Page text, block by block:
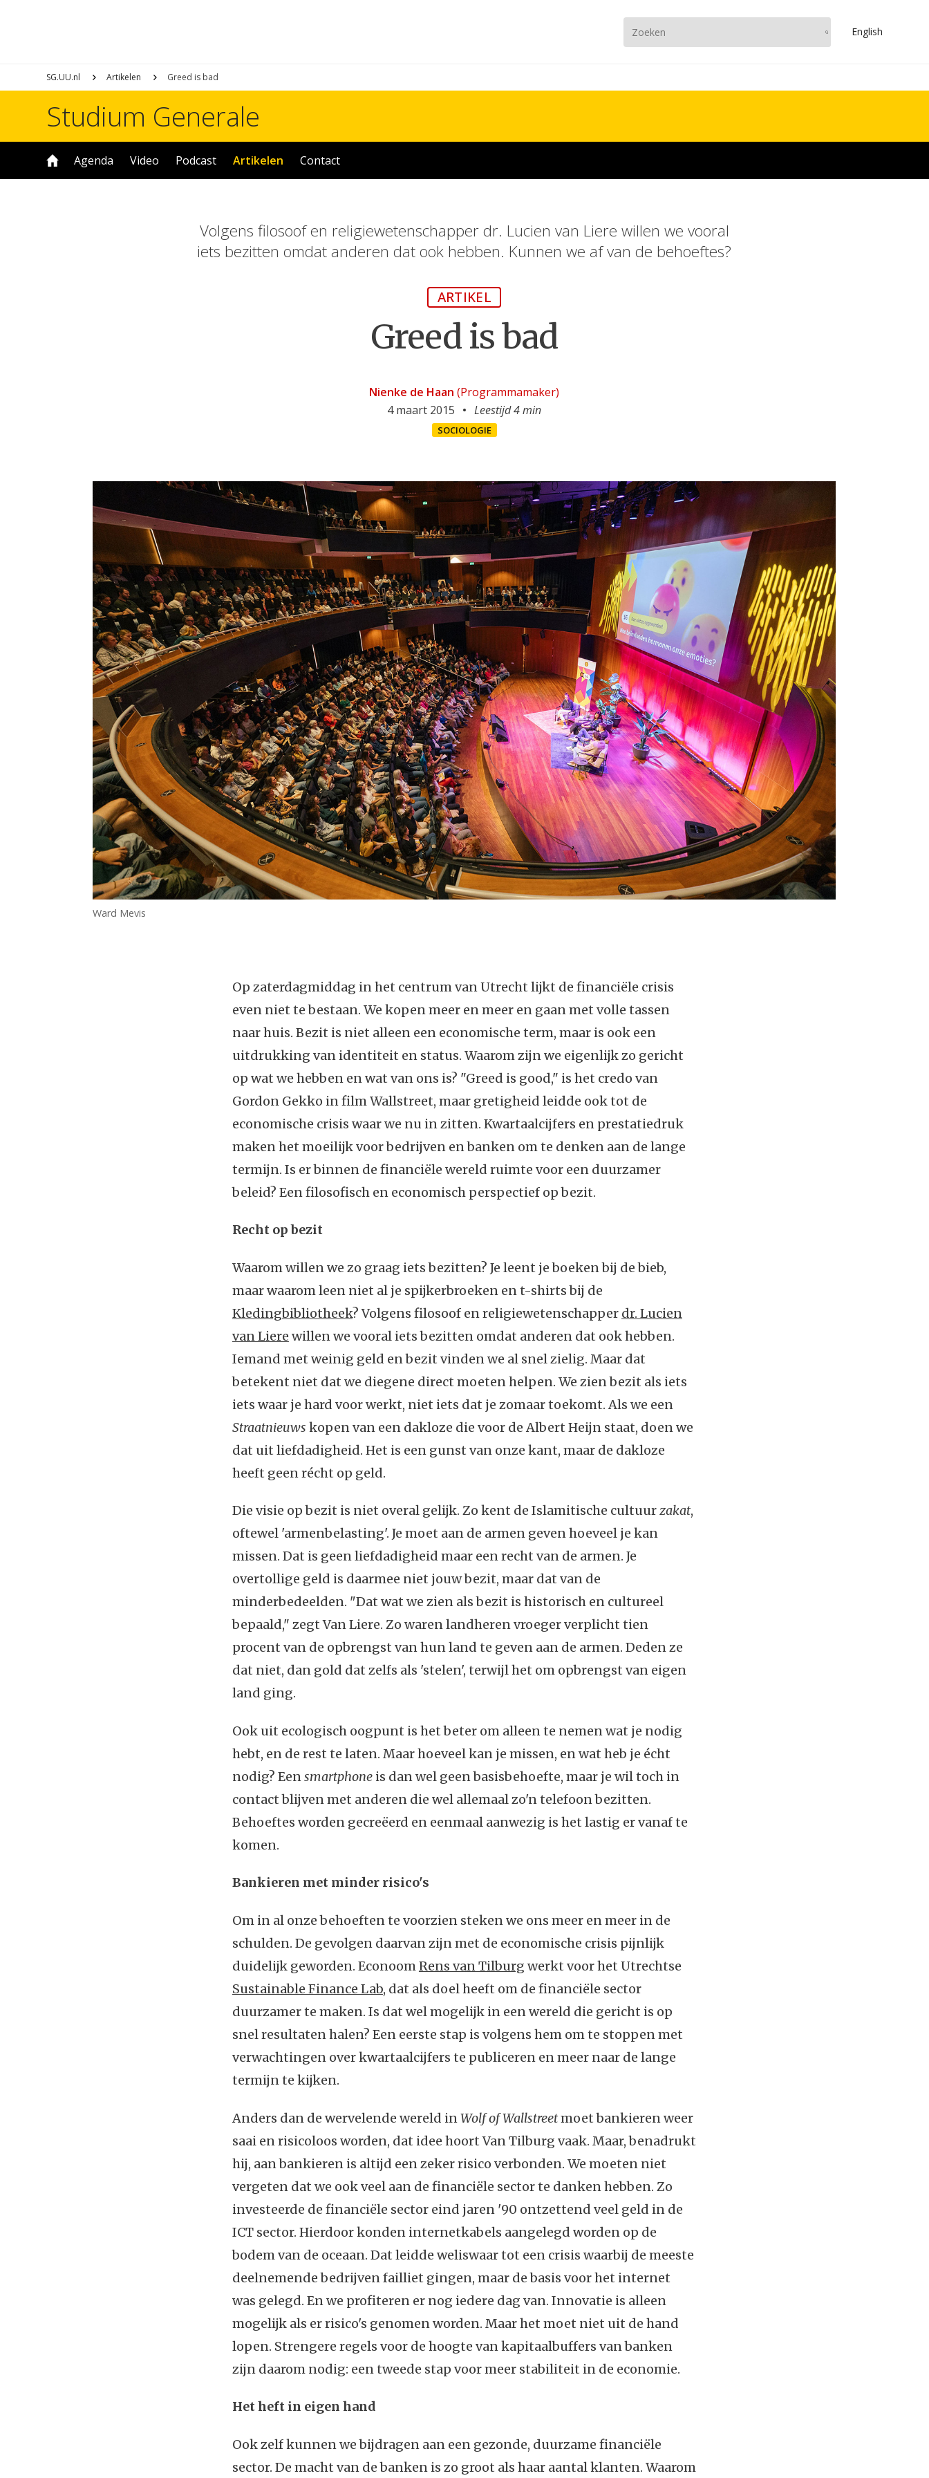
English
SG.UU.nl Artikelen Greed is bad
Studium Generale
Agenda Video Podcast Artikelen Contact
Volgens filosoof en religiewetenschapper dr. Lucien van Liere willen we vooral
iets bezitten omdat anderen dat ook hebben. Kunnen we af van de behoeftes?
ARTIKEL
Greed is bad
Nienke de Haan (Programmamaker)
4 maart 2015
Leestijd 4 min
SOCIOLOGIE
Ward Mevis
Op zaterdagmiddag in het centrum van Utrecht lijkt de financiële crisis
even niet te bestaan. We kopen meer en meer en gaan met volle tassen
naar huis. Bezit is niet alleen een economische term, maar is ook een
uitdrukking van identiteit en status. Waarom zijn we eigenlijk zo gericht
op wat we hebben en wat van ons is? "Greed is good," is het credo van
Gordon Gekko in film Wallstreet, maar gretigheid leidde ook tot de
economische crisis waar we nu in zitten. Kwartaalcijfers en prestatiedruk
maken het moeilijk voor bedrijven en banken om te denken aan de lange
termijn. Is er binnen de financiële wereld ruimte voor een duurzamer
beleid? Een filosofisch en economisch perspectief op bezit.
Recht op bezit
Waarom willen we zo graag iets bezitten? Je leent je boeken bij de bieb,
maar waarom leen niet al je spijkerbroeken en t-shirts bij de
Kledingbibliotheek? Volgens filosoof en religiewetenschapper dr. Lucien
van Liere willen we vooral iets bezitten omdat anderen dat ook hebben.
Iemand met weinig geld en bezit vinden we al snel zielig. Maar dat
betekent niet dat we diegene direct moeten helpen. We zien bezit als iets
iets waar je hard voor werkt, niet iets dat je zomaar toekomt. Als we een
Straatnieuws kopen van een dakloze die voor de Albert Heijn staat, doen we
dat uit liefdadigheid. Het is een gunst van onze kant, maar de dakloze
heeft geen récht op geld.
Die visie op bezit is niet overal gelijk. Zo kent de Islamitische cultuurzakat,
oftewel 'armenbelasting'. Je moet aan de armen geven hoeveel je kan
missen. Dat is geen liefdadigheid maar een recht van de armen. Je
overtollige geld is daarmee niet jouw bezit, maar dat van de
minderbedeelden. "Dat wat we zien als bezit is historisch en cultureel
bepaald," zegt Van Liere. Zo waren landheren vroeger verplicht tien
procent van de opbrengst van hun land te geven aan de armen. Deden ze
dat niet, dan gold dat zelfs als 'stelen', terwijl het om opbrengst van eigen
land ging.
Ook uit ecologisch oogpunt is het beter om alleen te nemen wat je nodig
hebt, en de rest te laten. Maar hoeveel kan je missen, en wat heb je écht
nodig? Eensmartphoneis dan wel geen basisbehoefte, maar je wil toch in
contact blijven met anderen die wel allemaal zo'n telefoon bezitten.
Behoeftes worden gecreëerd en eenmaal aanwezig is het lastig er vanaf te
komen.
Bankieren met minder risico's
Om in al onze behoeften te voorzien steken we ons meer en meer in de
schulden. De gevolgen daarvan zijn met de economische crisis pijnlijk
duidelijk geworden. EconoomRens van Tilburg werkt voor het Utrechtse
Sustainable Finance Lab, dat als doel heeft om de financiële sector
duurzamer te maken. Is dat wel mogelijk in een wereld die gericht is op
snel resultaten halen? Een eerste stap is volgens hem om te stoppen met
verwachtingen over kwartaalcijfers te publiceren en meer naar de lange
termijn te kijken.
Anders dan de wervelende wereld inWolf of Wallstreetmoet bankieren weer
saai en risicoloos worden, dat idee hoort Van Tilburg vaak. Maar, benadrukt
hij, aan bankieren is altijd een zeker risico verbonden. We moeten niet
vergeten dat we ook veel aan de financiële sector te danken hebben. Zo
investeerde de financiële sector eind jaren '90 ontzettend veel geld in de
ICT sector. Hierdoor konden internetkabels aangelegd worden op de
bodem van de oceaan. Dat leidde weliswaar tot een crisis waarbij de meeste
deelnemende bedrijven failliet gingen, maar de basis voor het internet
was gelegd. En we profiteren er nog iedere dag van. Innovatie is alleen
mogelijk als er risico's genomen worden. Maar het moet niet uit de hand
lopen. Strengere regels voor de hoogte van kapitaalbuffers van banken
zijn daarom nodig: een tweede stap voor meer stabiliteit in de economie.
Het heft in eigen hand
Ook zelf kunnen we bijdragen aan een gezonde, duurzame financiële
sector. De macht van de banken is zo groot als haar aantal klanten. Waarom